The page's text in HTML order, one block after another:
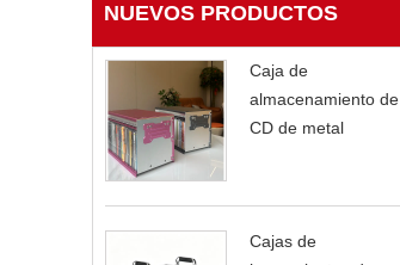
NUEVOS PRODUCTOS
Caja de
almacenamiento de
CD de metal
Cajas de